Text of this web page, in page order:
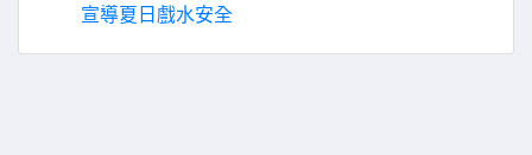
宣導夏日戲水安全